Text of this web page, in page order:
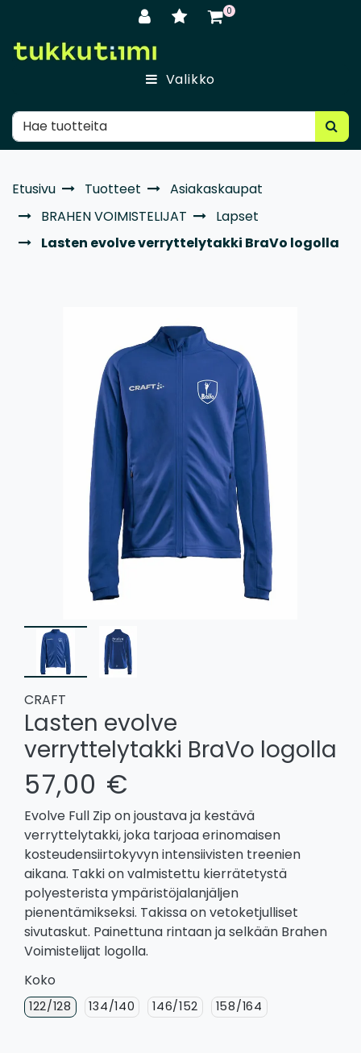
0
Valikko
Etusivu Tuotteet
Asiakaskaupat
BRAHEN VOIMISTELIJAT
Lapset
Lasten evolve verryttelytakki BraVo logolla
CRAFT
Lasten evolve
verryttelytakki BraVo logolla
57,00 €
Evolve Full Zip on joustava ja kestävä
verryttelytakki, joka tarjoaa erinomaisen
kosteudensiirtokyvyn intensiivisten treenien
aikana. Takki on valmistettu kierrätetystä
polyesterista ympäristöjalanjäljen
pienentämikseksi. Takissa on vetoketjulliset
sivutaskut. Painettuna rintaan ja selkään Brahen
Voimistelijat logolla.
Koko
122/128 134/140 146/152 158/164